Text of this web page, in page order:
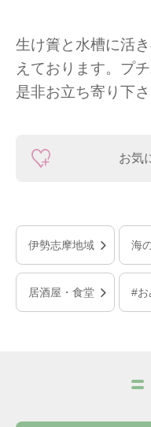
生け簀と水槽に活
えております。プ
是非お立ち寄り下さ
お気
伊勢志摩地域 海
居酒屋・食堂 #お